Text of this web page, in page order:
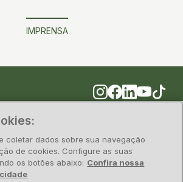
IMPRENSA
Segurança da Informação
coletar dados sobre sua navegação
de cookies. Configure as suas
os botões abaixo: Confira nossa